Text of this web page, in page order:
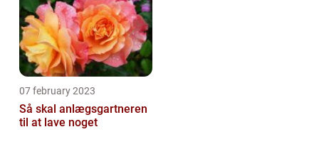
07 february 2023
Så skal anlægsgartneren
til at lave noget